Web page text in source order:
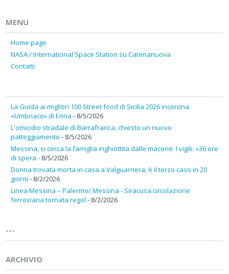
MENU
Home page
NASA / International Space Station su Catenanuova
Contatti
La Guida ai migliori 100 Street food di Sicilia 2026 incorona
«Umbriaco» di Enna - 8/5/2026
L'omicidio stradale di Barrafranca, chiesto un nuovo
patteggiamento - 8/5/2026
Messina, si cerca la famiglia inghiottita dalle macerie. I vigili: «36 ore
di spera - 8/5/2026
Donna trovata morta in casa a Valguarnera, è il terzo caso in 20
giorni - 8/2/2026
Linea Messina – Palermo/ Messina - Siracusa circolazione
ferroviaria tornata regol - 8/2/2026
---
ARCHIVIO